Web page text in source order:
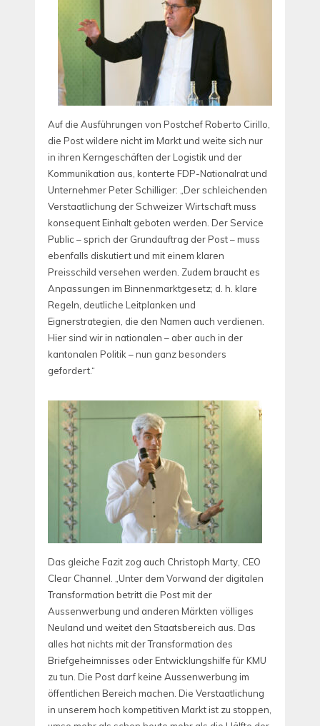
Auf die Ausführungen von Postchef Roberto Cirillo,
die Post wildere nicht im Markt und weite sich nur
in ihren Kerngeschäften der Logistik und der
Kommunikation aus, konterte FDP-Nationalrat und
Unternehmer Peter Schilliger: „Der schleichenden
Verstaatlichung der Schweizer Wirtschaft muss
konsequent Einhalt geboten werden. Der Service
Public – sprich der Grundauftrag der Post – muss
ebenfalls diskutiert und mit einem klaren
Preisschild versehen werden. Zudem braucht es
Anpassungen im Binnenmarktgesetz; d. h. klare
Regeln, deutliche Leitplanken und
Eignerstrategien, die den Namen auch verdienen.
Hier sind wir in nationalen – aber auch in der
kantonalen Politik – nun ganz besonders
gefordert.“
Das gleiche Fazit zog auch Christoph Marty, CEO
Clear Channel. „Unter dem Vorwand der digitalen
Transformation betritt die Post mit der
Aussenwerbung und anderen Märkten völliges
Neuland und weitet den Staatsbereich aus. Das
alles hat nichts mit der Transformation des
Briefgeheimnisses oder Entwicklungshilfe für KMU
zu tun. Die Post darf keine Aussenwerbung im
öffentlichen Bereich machen. Die Verstaatlichung
in unserem hoch kompetitiven Markt ist zu stoppen,